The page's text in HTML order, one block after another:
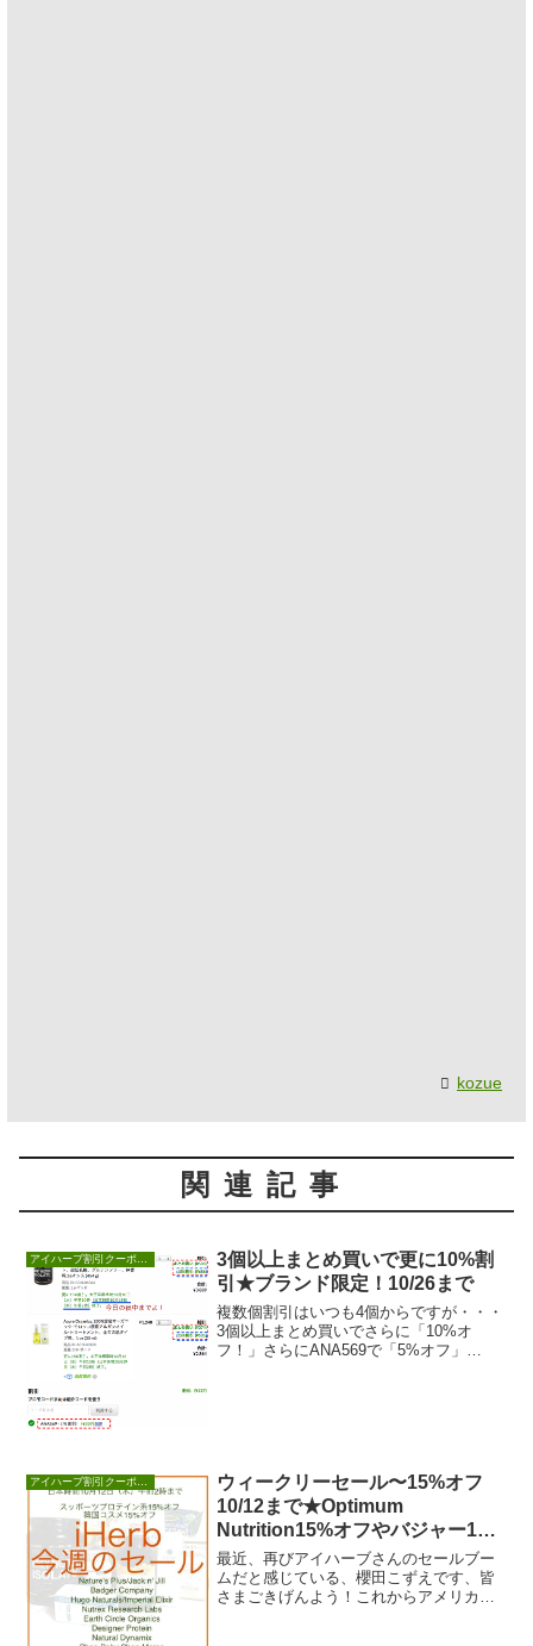
kozue
関連記事
3個以上まとめ買いで更に10%割
引★ブランド限定！10/26まで
複数個割引はいつも4個からですが・・・
3個以上まとめ買いでさらに「10%オ
フ！」さらにANA569で「5%オフ」
ウィークリーセール〜15%オフ
10/12まで★Optimum
Nutrition15%オフやバジャー10%
オフ
最近、再びアイハーブさんのセールブー
ムだと感じている、櫻田こずえです、皆
さまごきげんよう！これからアメリカは